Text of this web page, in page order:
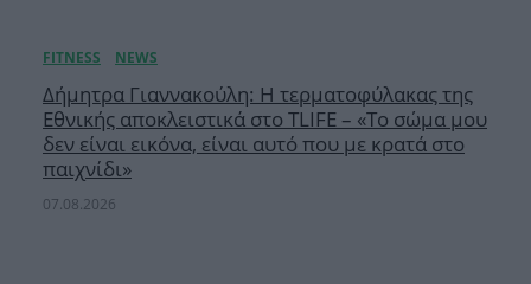
Δήμητρα Γιαννακούλη: Η τερματοφύλακας της
Εθνικής αποκλειστικά στο TLIFE – «Το σώμα μου
δεν είναι εικόνα, είναι αυτό που με κρατά στο
παιχνίδι»
07.08.2026